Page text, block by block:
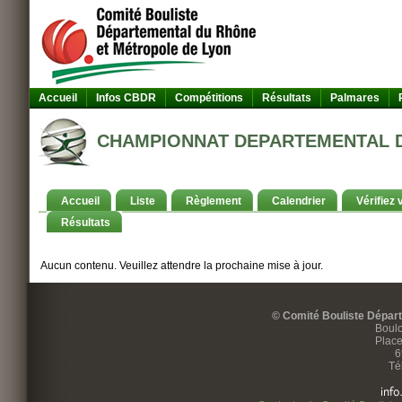
Accueil Infos CBDR Compétitions Résultats Palmares
CHAMPIONNAT
Accueil Liste Règlement Calendrier
Vérifiez
Résultats
Aucun contenu. Veuillez attendre la prochaine mise à jour.
© Comité Bouliste